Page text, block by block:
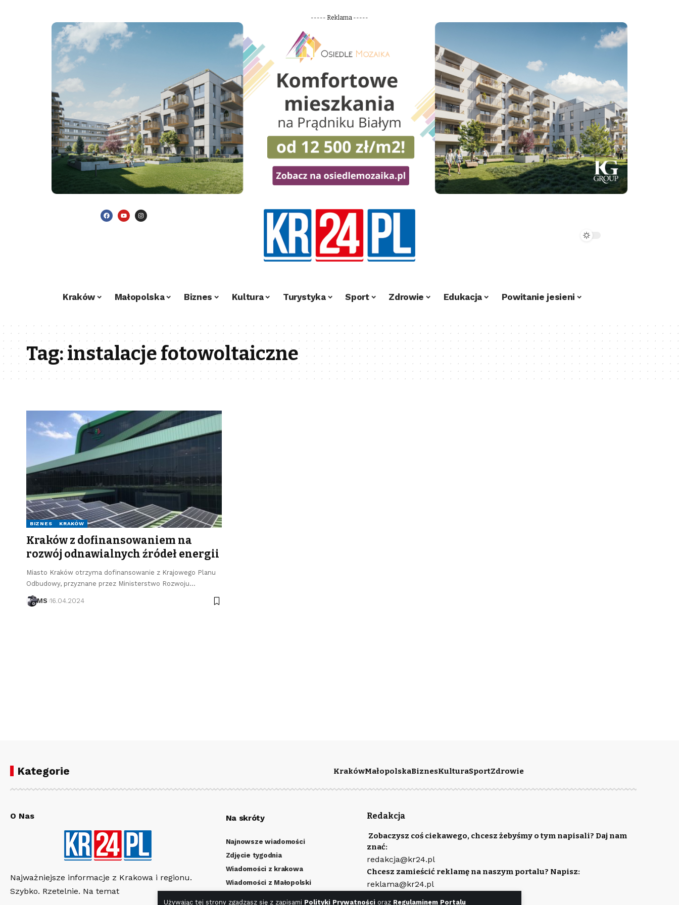
Używając tej strony zgadzasz się z zapisami Polityki Prywatności oraz Regulaminem Portalu
----- Reklama -----
Kraków Małopolska Biznes Kultura Turystyka Sport Zdrowie Edukacja Powitanie jesieni
Tag:instalacje fotowoltaiczne
BIZNES KRAKÓW
Kraków z dofinansowaniem na
rozwój odnawialnych źródeł energii
Miasto Kraków otrzyma dofinansowanie z Krajowego Planu
Odbudowy, przyznane przez Ministerstwo Rozwoju…
MS 16.04.2024
Kategorie KrakówMałopolskaBiznesKulturaSportZdrowie
O Nas
Najważniejsze informacje z Krakowa i regionu.
Szybko. Rzetelnie. Na temat
Na skróty
Najnowsze wiadomości
Zdjęcie tygodnia
Wiadomości z krakowa
Wiadomości z Małopolski
Redakcja
Zobaczysz coś ciekawego, chcesz żebyśmy o tym napisali? Daj nam
znać:
redakcja@kr24.pl
Chcesz zamieścić reklamę na naszym portalu? Napisz:
reklama@kr24.pl
Wydawcą portalu jest